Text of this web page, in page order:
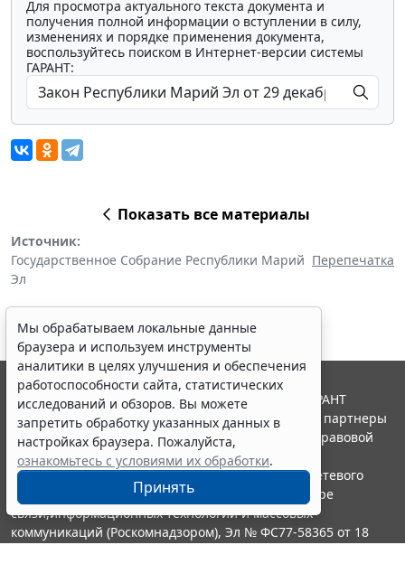
Для просмотра актуального текста документа и
получения полной информации о вступлении в силу,
изменениях и порядке применения документа,
воспользуйтесь поиском в Интернет-версии системы
ГАРАНТ:
Показать все материалы
Источник:
Государственное Собрание Республики Марий
Эл
Перепечатка
Мы обрабатываем локальные данные
браузера и используем инструменты
аналитики в целях улучшения и обеспечения
работоспособности сайта, статистических
исследований и обзоров. Вы можете
запретить обработку указанных данных в
настройках браузера. Пожалуйста,
ознакомьтесь с условиями их обработки.
Принять
© ООО "НПП "ГАРАНТ-СЕРВИС", 2026. Система ГАРАНТ
выпускается с 1990 года. Компания "Гарант" и ее партнеры
являются участниками Российской ассоциации правовой
информации ГАРАНТ.
Портал ГАРАНТ.РУ зарегистрирован в качестве сетевого
издания Федеральной службой по надзору в сфере
связи,информационных технологий и массовых
коммуникаций (Роскомнадзором), Эл № ФС77-58365 от 18